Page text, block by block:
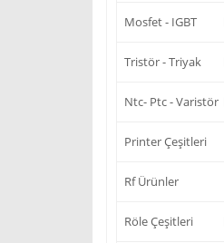
Mosfet - IGBT
Tristör - Triyak
Ntc- Ptc - Varistör
Printer Çeşitleri
Rf Ürünler
Röle Çeşitleri